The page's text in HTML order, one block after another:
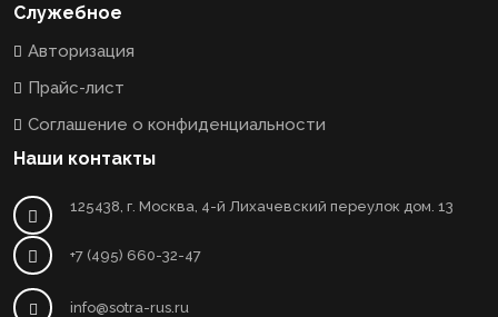
Служебное
Авторизация
Прайс-лист
Соглашение о конфиденциальности
Наши контакты
125438, г. Москва, 4-й Лихачевский переулок дом. 13
+7 (495) 660-32-47
info@sotra-rus.ru